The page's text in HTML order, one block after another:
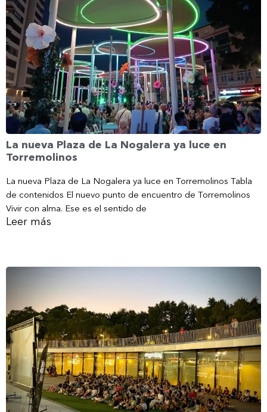
La nueva Plaza de La Nogalera ya luce en
Torremolinos
La nueva Plaza de La Nogalera ya luce en Torremolinos Tabla
de contenidos El nuevo punto de encuentro de Torremolinos
Vivir con alma. Ese es el sentido de
Leer más